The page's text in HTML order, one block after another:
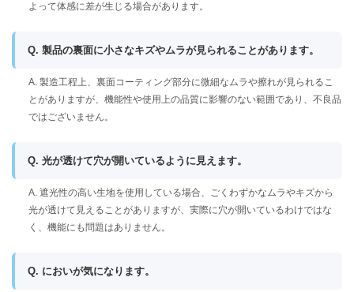
よって体感に差が生じる場合があります。
Q. 製品の裏面に小さなキズやムラが見られることがあります。
A. 製造工程上、裏面コーティング部分に微細なムラや擦れが見られるこ
とがありますが、機能性や使用上の品質に影響のない範囲であり、不良品
ではございません。
Q. 光が透けて穴が開いているように見えます。
A. 遮光性の高い生地を使用している場合、ごくわずかなムラやキズから
光が透けて見えることがありますが、実際に穴が開いているわけではな
く、機能にも問題はありません。
Q. においが気になります。